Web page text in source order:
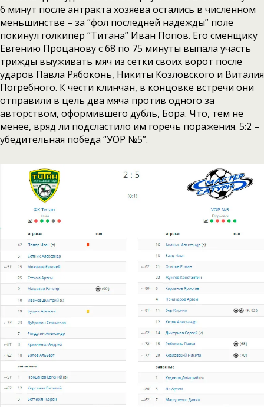
6 минут после антракта хозяева остались в численном
меньшинстве – за “фол последней надежды” поле
покинул голкипер “Титана” Иван Попов. Его сменщику
Евгению Процанову с 68 по 75 минуты выпала участь
трижды выуживать мяч из сетки своих ворот после
ударов Павла Рябоконь, Никиты Козловского и Виталия
Погребного. К чести клинчан, в концовке встречи они
отправили в цель два мяча против одного за
авторством, оформившего дубль, Бора. Что, тем не
менее, вряд ли подсластило им горечь поражения. 5:2 –
убедительная победа “УОР №5”.